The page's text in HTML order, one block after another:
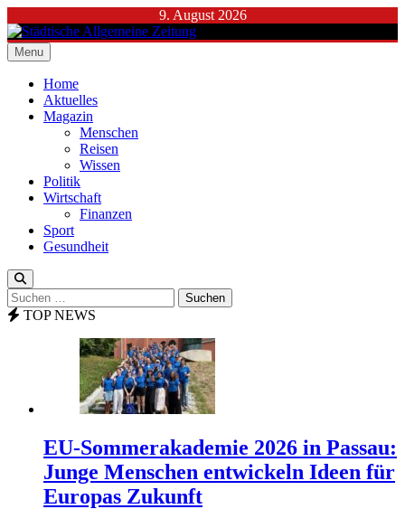
to
content
9. August 2026
Städtische Allgemeine Zeitung
Menu
Home
Aktuelles
Magazin
Menschen
Reisen
Wissen
Politik
Wirtschaft
Finanzen
Sport
Gesundheit
Suchen
nach:TOP NEWS
EU-Sommerakademie 2026 in Passau:
Junge Menschen entwickeln Ideen für
Europas Zukunft